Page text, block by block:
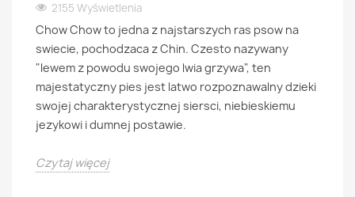
2155 Wyświetlenia
Chow Chow to jedna z najstarszych ras psow na
swiecie, pochodzaca z Chin. Czesto nazywany
"lewem z powodu swojego lwia grzywa", ten
majestatyczny pies jest latwo rozpoznawalny dzieki
swojej charakterystycznej siersci, niebieskiemu
jezykowi i dumnej postawie.
Czytaj więcej